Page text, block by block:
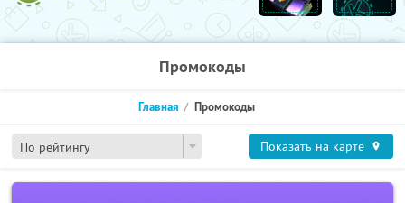
Промокоды
По рейтингу
Главная Промокоды
Показать на карте